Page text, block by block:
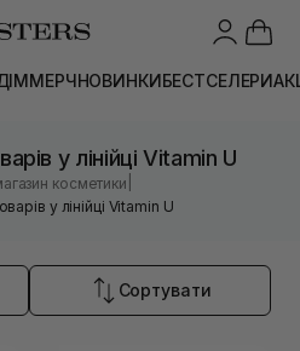
МЕРЧНОВИНКИБЕСТСЕЛЕРИ
у лінійці Vitamin U
косметики
у лінійці Vitamin U
Сортувати